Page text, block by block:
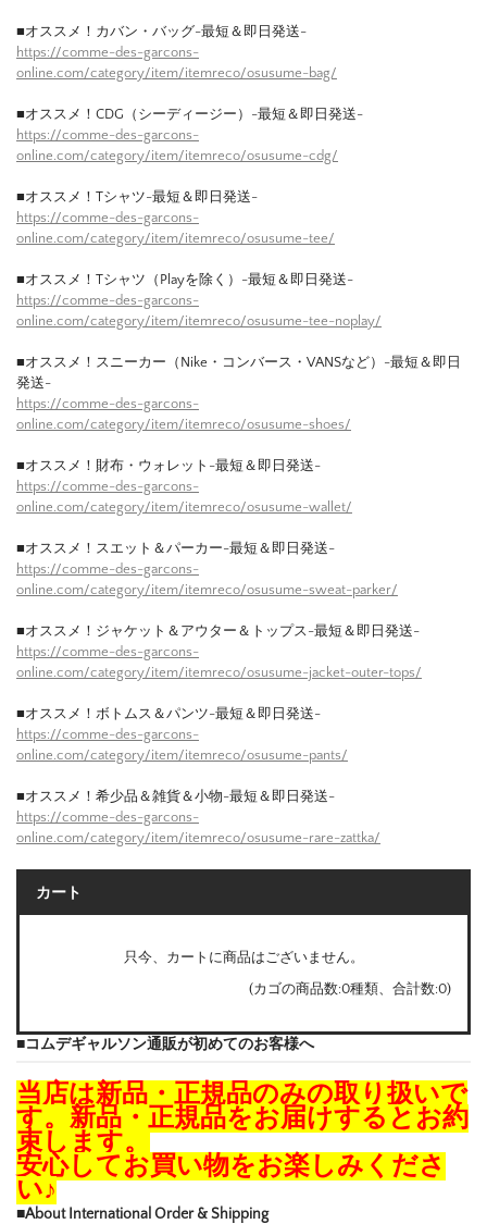
■オススメ！カバン・バッグ-最短＆即日発送-
https://comme-des-garcons-
online.com/category/item/itemreco/osusume-bag/
■オススメ！CDG（シーディージー）-最短＆即日発送-
https://comme-des-garcons-
online.com/category/item/itemreco/osusume-cdg/
■オススメ！Tシャツ-最短＆即日発送-
https://comme-des-garcons-
online.com/category/item/itemreco/osusume-tee/
■オススメ！Tシャツ（Playを除く）-最短＆即日発送-
https://comme-des-garcons-
online.com/category/item/itemreco/osusume-tee-noplay/
■オススメ！スニーカー（Nike・コンバース・VANSなど）-最短＆即日
発送-
https://comme-des-garcons-
online.com/category/item/itemreco/osusume-shoes/
■オススメ！財布・ウォレット-最短＆即日発送-
https://comme-des-garcons-
online.com/category/item/itemreco/osusume-wallet/
■オススメ！スエット＆パーカー-最短＆即日発送-
https://comme-des-garcons-
online.com/category/item/itemreco/osusume-sweat-parker/
■オススメ！ジャケット＆アウター＆トップス-最短＆即日発送-
https://comme-des-garcons-
online.com/category/item/itemreco/osusume-jacket-outer-tops/
■オススメ！ボトムス＆パンツ-最短＆即日発送-
https://comme-des-garcons-
online.com/category/item/itemreco/osusume-pants/
■オススメ！希少品＆雑貨＆小物-最短＆即日発送-
https://comme-des-garcons-
online.com/category/item/itemreco/osusume-rare-zattka/
カート
只今、カートに商品はございません。
(カゴの商品数:0種類、合計数:0)
■コムデギャルソン通販が初めてのお客様へ
当店は新品・正規品のみの取り扱いで
す。新品・正規品をお届けするとお約
束します。
安心してお買い物をお楽しみくださ
い♪
■About International Order & Shipping